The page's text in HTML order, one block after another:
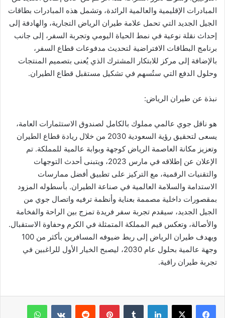
المبادرات الإقليمية والعالمية الرائدة، وتشمل هذه المبادرات بطاقات
الجيل الجديد التي تحمل علامة طيران الرياض التجارية، والهادفة إلى
إحداث نقلة نوعية في نمط الحياة اليومي وتجربة السفر، إلى جانب
برنامج البطاقات الافتراضية لتحديث مدفوعات قطاع السفر،
بالإضافة إلى مركز للابتكار المشترك الذي يُعنى بتصميم المنتجات
وحلول الدفع التي ستُسهم في تشكيل مستقبل قطاع الطيران.
نبذة عن طيران الرياض:
هو ناقل جوي عالمي مملوك بالكامل لصندوق الاستثمارات العامة،
يسعى لتحقيق رؤية السعودية 2030 من خلال ريادة قطاع الطيران
وتعزيز مكانة العاصمة الرياض كوجهة وبوابة عالمية للمملكة. تم
الإعلان عن إطلاقه في مارس 2023، ويتبنى أحدث التوجهات
والتقنيات الرقمية، مع التركيز على تطبيق أفضل ممارسات
الاستدامة والسلامة العالمية في صناعة الطيران. بأسطوله المزود
بمقصورات داخلية مصممة بعناية وأنظمة ترفيه واتصال جوي من
الجيل الجديد، سيقدم تجربة سفر فريدة تمزج بين الراحة والفخامة
والأصالة، وتعكس قيم المملكة المتمثلة في الكرم وحفاوة الاستقبال.
ويهدف طيران الرياض إلى ربط ضيوفه المسافرين بأكثر من 100
وجهة عالمية بحلول عام 2030، ليصبح الخيار الأول للراغبين في
تجربة طيران راقية.
لينكدإن بينتيريست واتساب